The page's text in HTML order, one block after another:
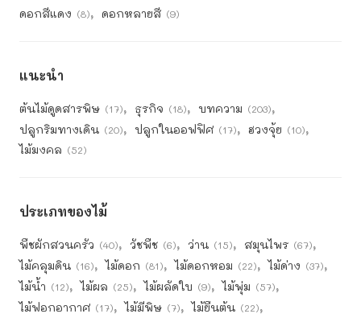
ดอกสีแดง (8) ดอกหลายสี (9)
แนะนำ
ต้นไม้ดูดสารพิษ (17) ธุรกิจ (18) บทความ (203)
ปลูกริมทางเดิน (20) ปลูกในออฟฟิศ (17) ฮวงจุ้ย (10)
ไม้มงคล (52)
ประเภทของไม้
พืชผักสวนครัว (40) วัชพืช (6) ว่าน (15) สมุนไพร (67)
ไม้คลุมดิน (16) ไม้ดอก (81) ไม้ดอกหอม (22) ไม้ด่าง (37)
ไม้น้ำ (12) ไม้ผล (25) ไม้ผลัดใบ (9) ไม้พุ่ม (57)
ไม้ฟอกอากาศ (17) ไม้มีพิษ (7) ไม้ยืนต้น (22)